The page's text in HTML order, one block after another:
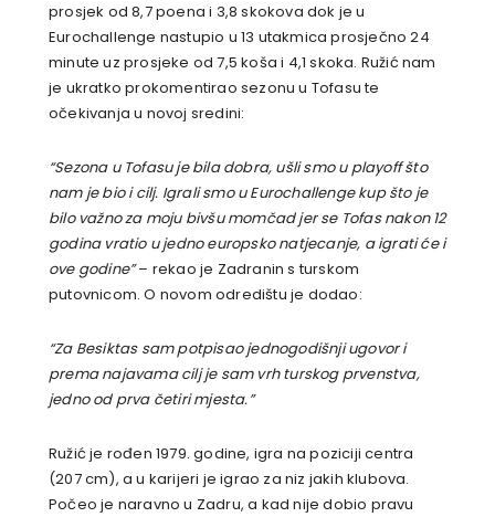
prosjek od 8,7 poena i 3,8 skokova dok je u
Eurochallenge nastupio u 13 utakmica prosječno 24
minute uz prosjeke od 7,5 koša i 4,1 skoka. Ružić nam
je ukratko prokomentirao sezonu u Tofasu te
očekivanja u novoj sredini:
“Sezona u Tofasu je bila dobra, ušli smo u playoff što
nam je bio i cilj. Igrali smo u Eurochallenge kup što je
bilo važno za moju bivšu momčad jer se Tofas nakon 12
godina vratio u jedno europsko natjecanje, a igrati će i
ove godine”– rekao je Zadranin s turskom
putovnicom. O novom odredištu je dodao:
“Za Besiktas sam potpisao jednogodišnji ugovor i
prema najavama cilj je sam vrh turskog prvenstva,
jedno od prva četiri mjesta.”
Ružić je rođen 1979. godine, igra na poziciji centra
(207 cm), a u karijeri je igrao za niz jakih klubova.
Počeo je naravno u Zadru, a kad nije dobio pravu